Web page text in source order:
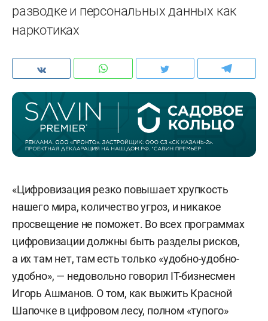
разводке и персональных данных как
наркотиках
«Цифровизация резко повышает хрупкость
нашего мира, количество угроз, и никакое
просвещение не поможет. Во всех программах
цифровизации должны быть разделы рисков,
а их там нет, там есть только «удобно-удобно-
удобно», — недовольно говорил IT-бизнесмен
Игорь Ашманов. О том, как выжить Красной
Шапочке в цифровом лесу, полном «тупого»